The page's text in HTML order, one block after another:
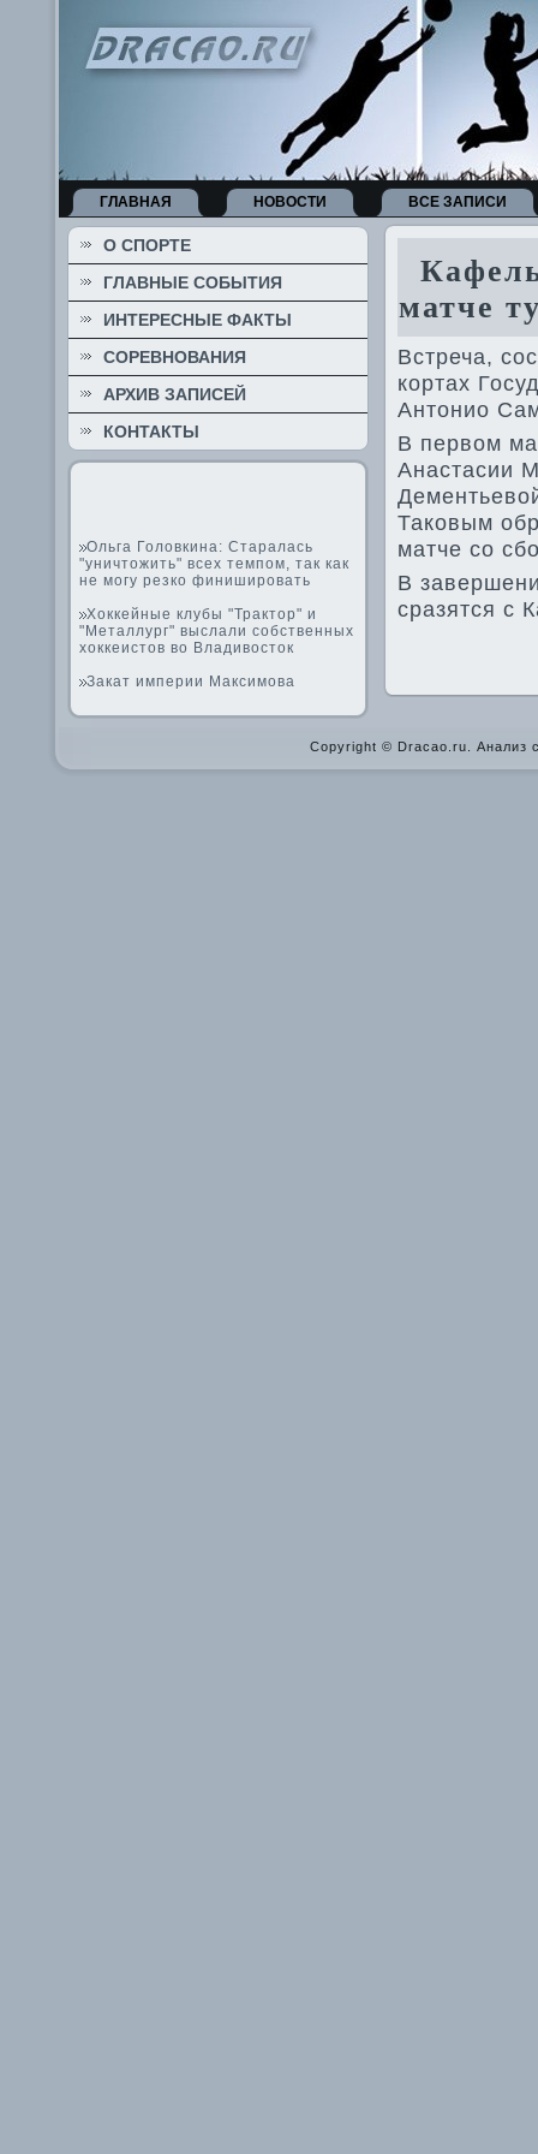
ГЛАВНАЯ НОВОСТИ ВСЕ ЗАПИСИ
О СПОРТЕ
ГЛАВНЫЕ СОБЫТИЯ
ИНТЕРЕСНЫЕ ФАКТЫ
СОРЕВНОВАНИЯ
АРХИВ ЗАПИСЕЙ
КОНТАКТЫ
Ольга Головкина: Старалась
"уничтожить" всех темпом, так как
не могу резко финишировать
Хоккейные клубы "Трактор" и
"Металлург" выслали собственных
хоккеистов во Владивосток
Закат империи Максимова
матче
Встреча,
кортах
Антонио
В первом
Анастасии
Таковым
матче со
В
сразятся с
Copyright © Dracao.ru. Анализ